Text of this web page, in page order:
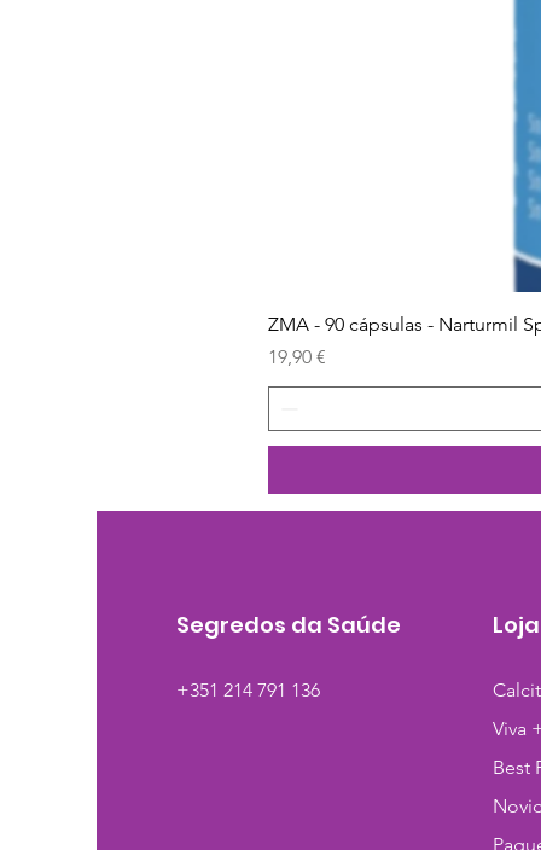
ZMA - 90 cápsulas - Narturmil
Preço
19,90 €
Segredos da Saúde
+351 214 791 136
Loja
Viva
Best